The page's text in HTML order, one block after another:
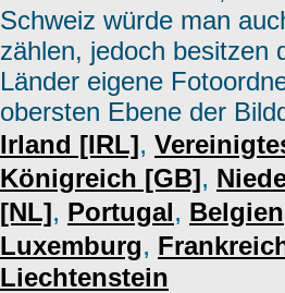
Schweiz würde man
zählen, jedoch besitzen
Länder eigene
obersten Ebene der
Irland [IRL],
Königreich [GB],
[NL], Portugal, Belgien
Luxemburg,
Liechtenstein